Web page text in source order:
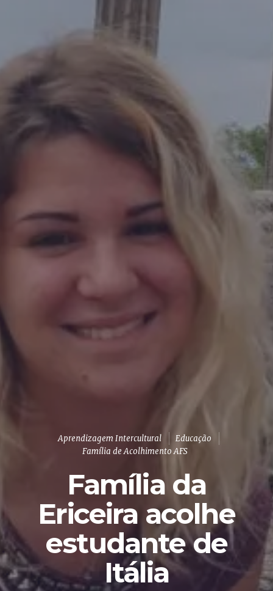
Aprendizagem Intercultural
Educação
Família de Acolhimento AFS
Família da
Ericeira acolhe
estudante de
Itália